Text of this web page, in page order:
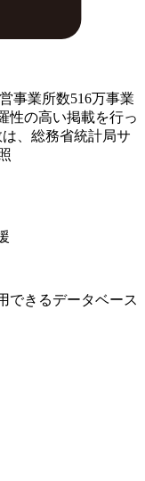
事業所数516万事業
性の高い掲載を行っ
、総務省統計局サ
できるデータベース